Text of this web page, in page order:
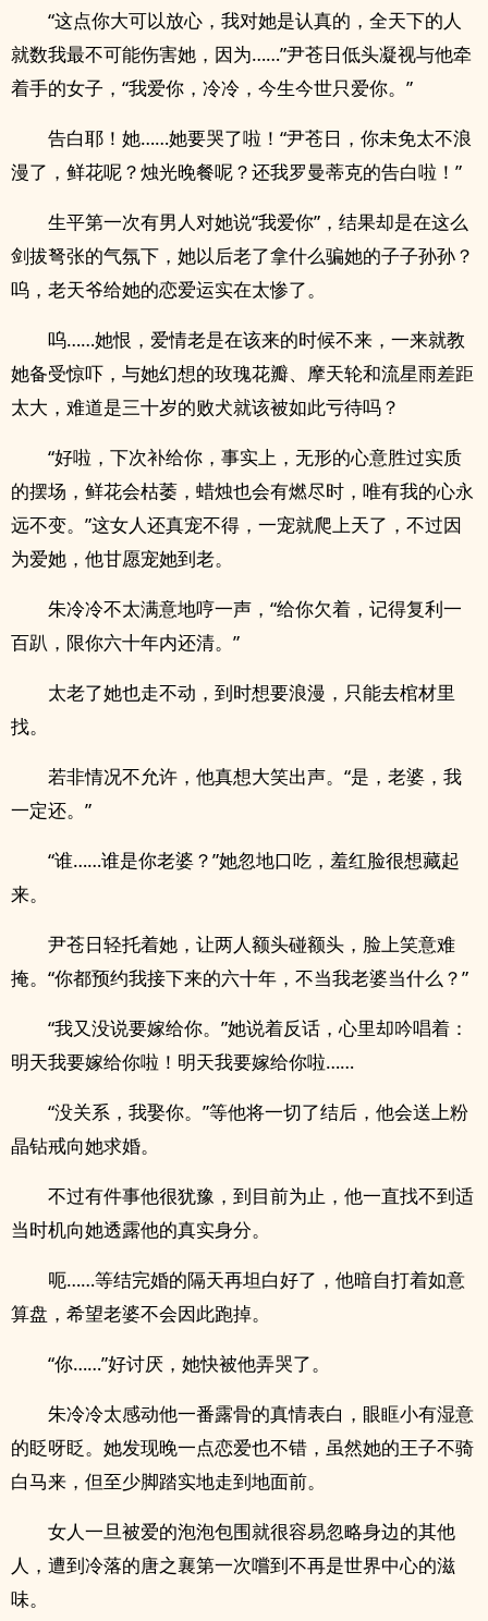
“这点你大可以放心，我对她是认真的，全天下的人
就数我最不可能伤害她，因为……”尹苍日低头凝视与他牵
着手的女子，“我爱你，冷冷，今生今世只爱你。”
告白耶！她……她要哭了啦！“尹苍日，你未免太不浪
漫了，鲜花呢？烛光晚餐呢？还我罗曼蒂克的告白啦！”
生平第一次有男人对她说“我爱你”，结果却是在这么
剑拔弩张的气氛下，她以后老了拿什么骗她的子子孙孙？
呜，老天爷给她的恋爱运实在太惨了。
呜……她恨，爱情老是在该来的时候不来，一来就教
她备受惊吓，与她幻想的玫瑰花瓣、摩天轮和流星雨差距
太大，难道是三十岁的败犬就该被如此亏待吗？
“好啦，下次补给你，事实上，无形的心意胜过实质
的摆场，鲜花会枯萎，蜡烛也会有燃尽时，唯有我的心永
远不变。”这女人还真宠不得，一宠就爬上天了，不过因
为爱她，他甘愿宠她到老。
朱冷冷不太满意地哼一声，“给你欠着，记得复利一
百趴，限你六十年内还清。”
太老了她也走不动，到时想要浪漫，只能去棺材里
找。
若非情况不允许，他真想大笑出声。“是，老婆，我
一定还。”
“谁……谁是你老婆？”她忽地口吃，羞红脸很想藏起
来。
尹苍日轻托着她，让两人额头碰额头，脸上笑意难
掩。“你都预约我接下来的六十年，不当我老婆当什么？”
“我又没说要嫁给你。”她说着反话，心里却吟唱着：
明天我要嫁给你啦！明天我要嫁给你啦……
“没关系，我娶你。”等他将一切了结后，他会送上粉
晶钻戒向她求婚。
不过有件事他很犹豫，到目前为止，他一直找不到适
当时机向她透露他的真实身分。
呃……等结完婚的隔天再坦白好了，他暗自打着如意
算盘，希望老婆不会因此跑掉。
“你……”好讨厌，她快被他弄哭了。
朱冷冷太感动他一番露骨的真情表白，眼眶小有湿意
的眨呀眨。她发现晚一点恋爱也不错，虽然她的王子不骑
白马来，但至少脚踏实地走到地面前。
女人一旦被爱的泡泡包围就很容易忽略身边的其他
人，遭到冷落的唐之襄第一次嚐到不再是世界中心的滋
味。